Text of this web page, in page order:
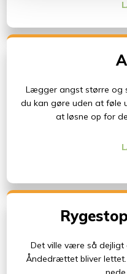
Lægger angst større og
du kan gøre uden at føle
at løsne op for
Det ville være så dejligt
Åndedrættet bliver